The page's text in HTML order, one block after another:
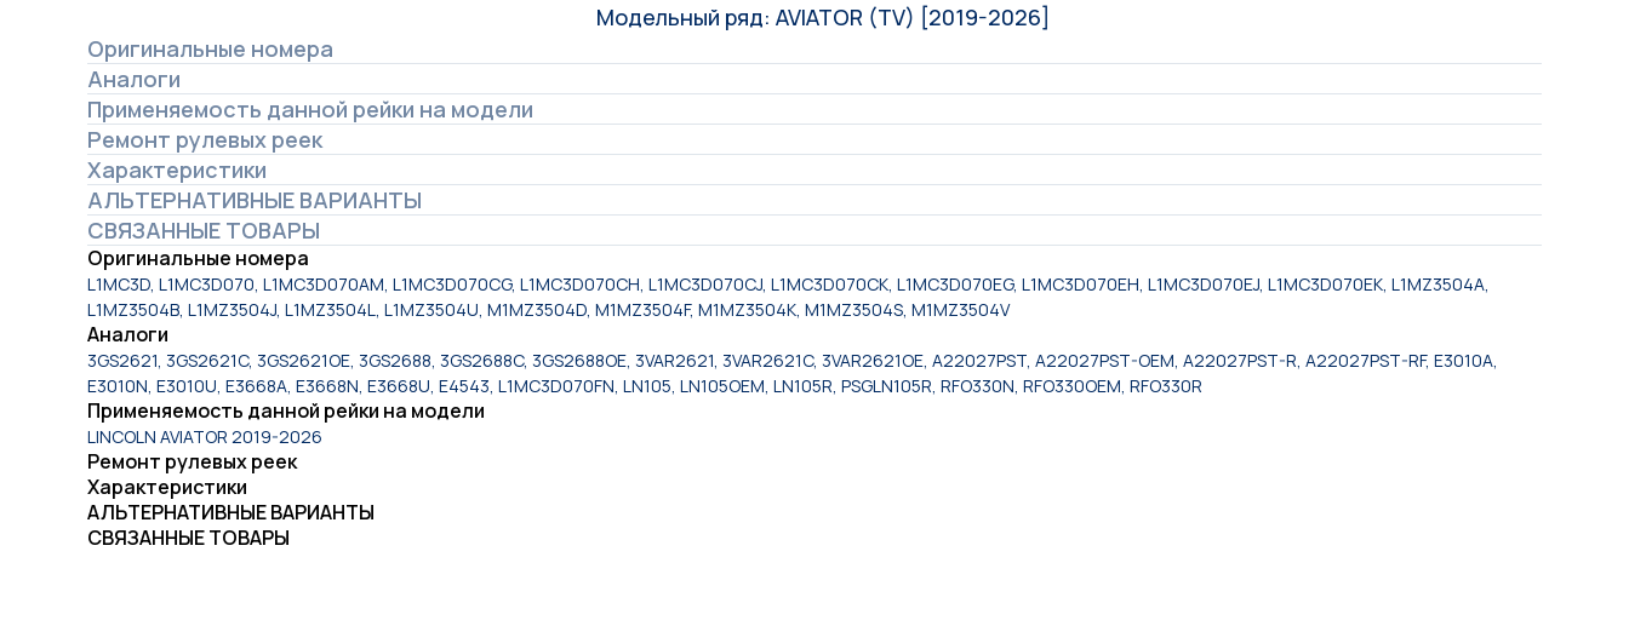
Модельный ряд: AVIATOR (TV) [2019-2026]
Оригинальные номера
Аналоги
Применяемость данной рейки на модели
Ремонт рулевых реек
Характеристики
АЛЬТЕРНАТИВНЫЕ ВАРИАНТЫ
СВЯЗАННЫЕ ТОВАРЫ
Оригинальные номера
L1MC3D, L1MC3D070, L1MC3D070AM, L1MC3D070CG, L1MC3D070CH, L1MC3D070CJ, L1MC3D070CK, L1MC3D070EG, L1MC3D070EH, L1MC3D070EJ, L1MC3D070EK, L1MZ3504A,
L1MZ3504B, L1MZ3504J, L1MZ3504L, L1MZ3504U, M1MZ3504D, M1MZ3504F, M1MZ3504K, M1MZ3504S, M1MZ3504V
Аналоги
3GS2621, 3GS2621C, 3GS2621OE, 3GS2688, 3GS2688C, 3GS2688OE, 3VAR2621, 3VAR2621C, 3VAR2621OE, A22027PST, A22027PST-OEM, A22027PST-R, A22027PST-RF, E3010A,
E3010N, E3010U, E3668A, E3668N, E3668U, E4543, L1MC3D070FN, LN105, LN105OEM, LN105R, PSGLN105R, RFO330N, RFO330OEM, RFO330R
Применяемость данной рейки на модели
LINCOLN AVIATOR 2019-2026
Ремонт рулевых реек
Характеристики
АЛЬТЕРНАТИВНЫЕ ВАРИАНТЫ
СВЯЗАННЫЕ ТОВАРЫ